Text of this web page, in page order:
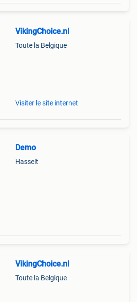
VikingChoice.nl
Toute la Belgique
Visiter le site internet
Demo
Hasselt
VikingChoice.nl
Toute la Belgique